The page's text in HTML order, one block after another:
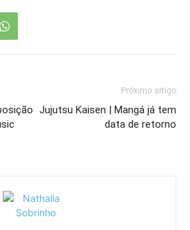
Próximo artigo
Jujutsu Kaisen | Mangá já tem
data de retorno